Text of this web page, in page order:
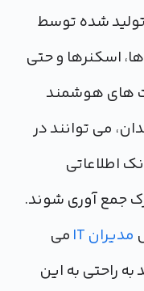
شده توسط
AMR ها، اسکنرها و حتی
های هوشمند
می توانند در
اطلاعاتی
جمع آوری شوند.
مدیران IT
می
به راحتی به این